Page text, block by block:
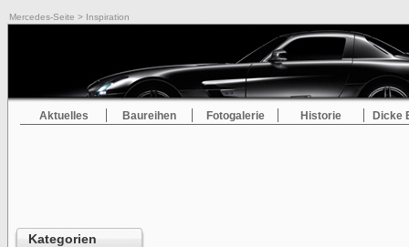
Mercedes-Seite > Inspiration
Aktuelles Baureihen Fotogalerie Historie Dicke
Kategorien